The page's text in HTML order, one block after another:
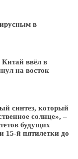
в
ввёл в
на восток
синтез, который
солнце», –
будущих
15-й пятилетки до